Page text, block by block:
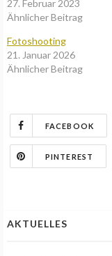
27. Februar 2023
Ähnlicher Beitrag
Fotoshooting
21. Januar 2026
Ähnlicher Beitrag
FACEBOOK
PINTEREST
AKTUELLES